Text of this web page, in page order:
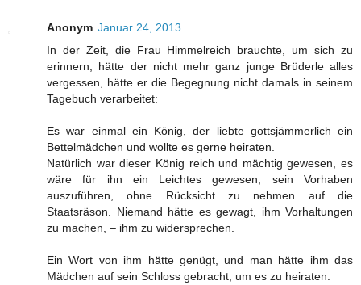
Anonym Januar 24, 2013
In der Zeit, die Frau Himmelreich brauchte, um sich zu
erinnern, hätte der nicht mehr ganz junge Brüderle alles
vergessen, hätte er die Begegnung nicht damals in seinem
Tagebuch verarbeitet:
Es war einmal ein König, der liebte gottsjämmerlich ein
Bettelmädchen und wollte es gerne heiraten.
Natürlich war dieser König reich und mächtig gewesen, es
wäre für ihn ein Leichtes gewesen, sein Vorhaben
auszuführen, ohne Rücksicht zu nehmen auf die
Staatsräson. Niemand hätte es gewagt, ihm Vorhaltungen
zu machen, – ihm zu widersprechen.
Ein Wort von ihm hätte genügt, und man hätte ihm das
Mädchen auf sein Schloss gebracht, um es zu heiraten.